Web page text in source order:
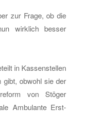
zur Frage, ob die
wirk­lich bes­ser
in Kas­sen­stel­len
ob­wohl sie der
von Stö­ger
Am­bu­lan­te Erst­